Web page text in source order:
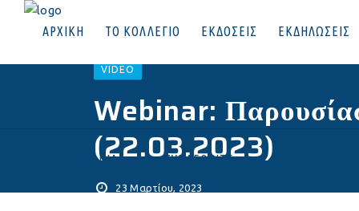
ΑΡΧΙΚΗ ΤΟ ΚΟΛΛΕΓΙΟ ΕΚΔΟΣΕΙΣ ΕΚΔΗΛΩΣΕΙΣ
ΕΠΙΚΟΙΝΩΝΙΑ | ΣΥΝΔΕΘΕΙΤΕ
VIDEO
Webinar:
(22.03.2023)
23 Μαρτίου, 2023